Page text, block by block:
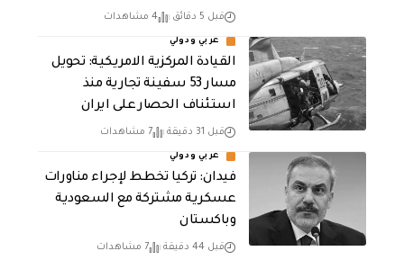
قبل 5 دقائق 4 مشاهدات
عربي ودولي
القيادة المركزية الامريكية: تحويل
مسار 53 سفينة تجارية منذ
استئناف الحصار على ايران
قبل 31 دقيقة 7 مشاهدات
عربي ودولي
فيدان: تركيا تخطط لإجراء مناورات
عسكرية مشتركة مع السعودية
وباكستان
قبل 44 دقيقة 7 مشاهدات